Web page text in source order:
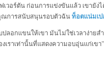
อร์ตัน ก่อนการแข่งขันแล้ว เขายั
ณการสนับสนุนรอบตัวฉัน ท็อตแน่มเป
ลอกแขนให้เขา มันไม่ใช่เวลาง่า
เราเท่านั้นที่แสดงความอบอุ่นแก่เขา”